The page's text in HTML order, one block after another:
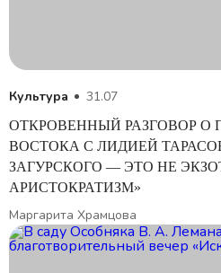
Культура 31.07
ОТКРОВЕННЫЙ РАЗГОВОР О
ВОСТОКА C ЛИДИЕЙ
ЗАГУРСКОГО — ЭТО НЕ
АРИСТОКРАТИЗМ»
Маргарита Храмцова